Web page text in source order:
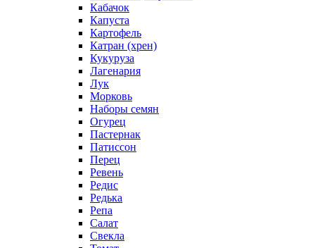
Кабачок
Капуста
Картофель
Катран (хрен)
Кукуруза
Лагенария
Лук
Морковь
Наборы семян
Огурец
Пастернак
Патиссон
Перец
Ревень
Редис
Редька
Репа
Салат
Свекла